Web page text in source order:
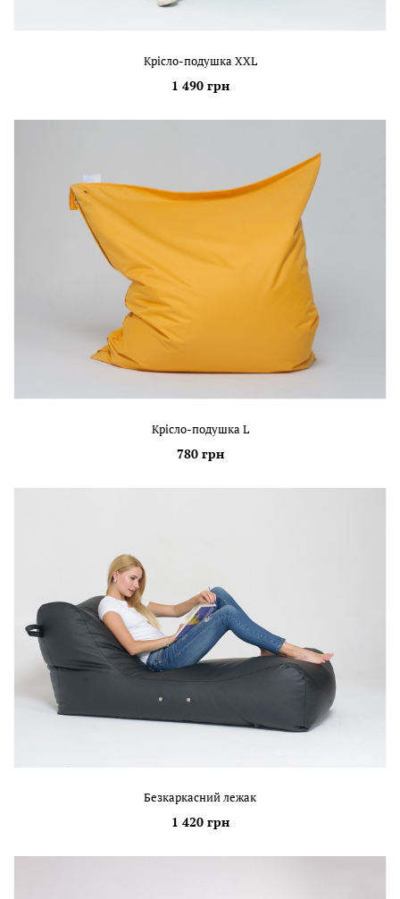
Крісло-подушка XXL
1 490 грн
Крісло-подушка L
780 грн
Безкаркасний лежак
1 420 грн